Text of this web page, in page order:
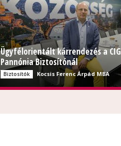
Ügyfélorientált kárrendezés a CIG
Pannónia Biztosítónál
Biztosítók Kocsis Ferenc Árpád MBA